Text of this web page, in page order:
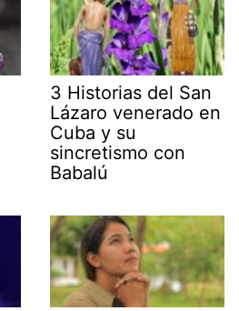
3 Historias del San
Lázaro venerado en
Cuba y su
sincretismo con
Babalú